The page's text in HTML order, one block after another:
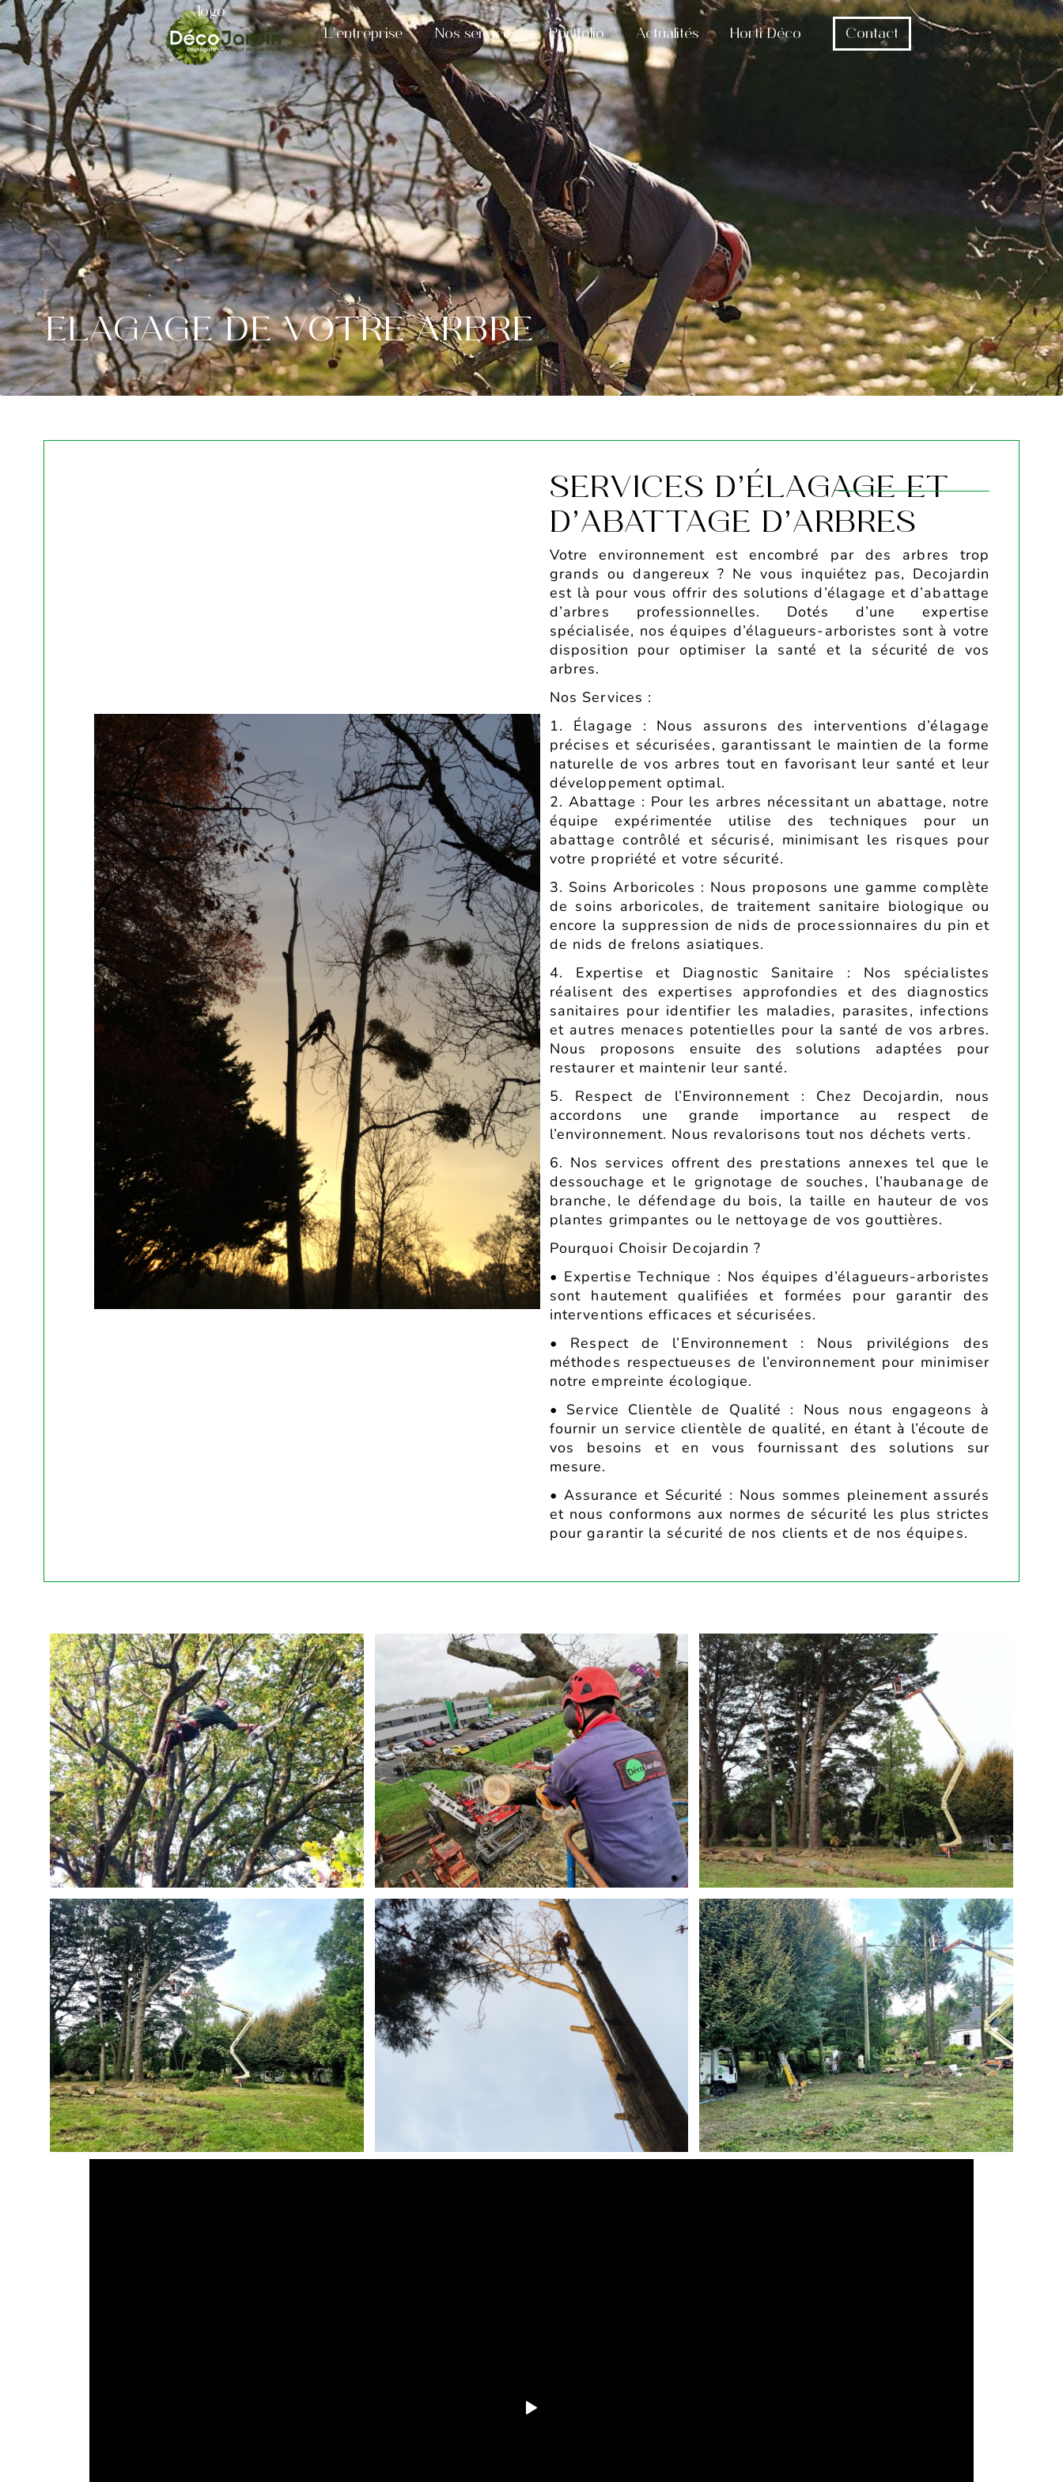
logo
L’entreprise
Nos services Portfolio Actualités Horti Déco Contact
ELAGAGE DE VOTRE ARBRE
SERVICES D’ÉLAGAGE ET
D’ABATTAGE D’ARBRES
Votre environnement est encombré par des arbres trop
grands ou dangereux ? Ne vous inquiétez pas, Decojardin
est là pour vous offrir des solutions d’élagage et d’abattage
d’arbres professionnelles. Dotés d’une expertise
spécialisée, nos équipes d’élagueurs-arboristes sont à votre
disposition pour optimiser la santé et la sécurité de vos
arbres.
Nos Services :
1. Élagage : Nous assurons des interventions d’élagage
précises et sécurisées, garantissant le maintien de la forme
naturelle de vos arbres tout en favorisant leur santé et leur
développement optimal.
2. Abattage : Pour les arbres nécessitant un abattage, notre
équipe expérimentée utilise des techniques pour un
abattage contrôlé et sécurisé, minimisant les risques pour
votre propriété et votre sécurité.
3. Soins Arboricoles : Nous proposons une gamme complète
de soins arboricoles, de traitement sanitaire biologique ou
encore la suppression de nids de processionnaires du pin et
de nids de frelons asiatiques.
4. Expertise et Diagnostic Sanitaire : Nos spécialistes
réalisent des expertises approfondies et des diagnostics
sanitaires pour identifier les maladies, parasites, infections
et autres menaces potentielles pour la santé de vos arbres.
Nous proposons ensuite des solutions adaptées pour
restaurer et maintenir leur santé.
5. Respect de l’Environnement : Chez Decojardin, nous
accordons une grande importance au respect de
l’environnement. Nous revalorisons tout nos déchets verts.
6. Nos services offrent des prestations annexes tel que le
dessouchage et le grignotage de souches, l’haubanage de
branche, le défendage du bois, la taille en hauteur de vos
plantes grimpantes ou le nettoyage de vos gouttières.
Pourquoi Choisir Decojardin ?
• Expertise Technique : Nos équipes d’élagueurs-arboristes
sont hautement qualifiées et formées pour garantir des
interventions efficaces et sécurisées.
• Respect de l’Environnement : Nous privilégions des
méthodes respectueuses de l’environnement pour minimiser
notre empreinte écologique.
• Service Clientèle de Qualité : Nous nous engageons à
fournir un service clientèle de qualité, en étant à l’écoute de
vos besoins et en vous fournissant des solutions sur
mesure.
• Assurance et Sécurité : Nous sommes pleinement assurés
et nous conformons aux normes de sécurité les plus strictes
pour garantir la sécurité de nos clients et de nos équipes.